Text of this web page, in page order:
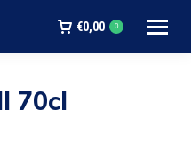
€0,00 0
70cl